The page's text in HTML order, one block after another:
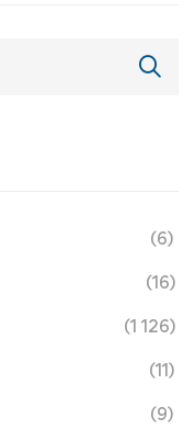
(6)
(16)
(1 126)
(11)
(9)